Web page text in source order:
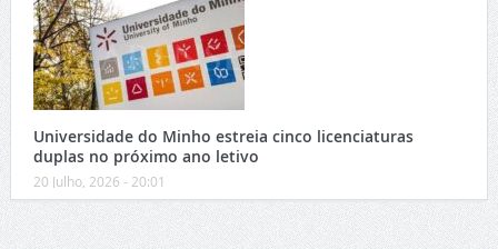
Universidade do Minho estreia cinco licenciaturas
duplas no próximo ano letivo
20 Julho, 2026 - 20:01